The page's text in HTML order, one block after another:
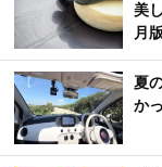
美
月
夏
か